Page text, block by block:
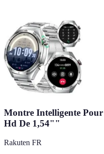
Montre Intelligente
Hd De 1,54""
Rakuten FR